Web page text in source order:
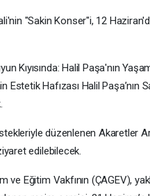
"Sakin Konser"i, 12
Kıyısında: Halil Paşa'nın
Estetik Hafızası Halil Paşa’nın
düzenlenen Akaretler
edilebilecek.
ve Eğitim Vakfının (ÇAGEV),